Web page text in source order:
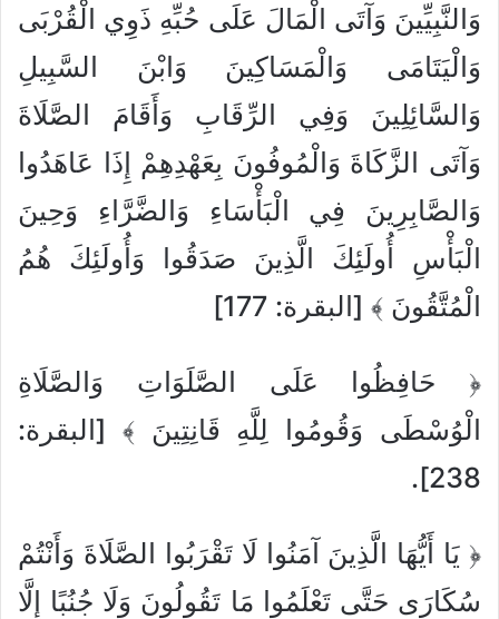
وَالنَّبِيِّينَ وَآتَى الْمَالَ عَلَى حُبِّهِ ذَوِي الْقُرْبَى
وَالْيَتَامَى وَالْمَسَاكِينَ وَابْنَ السَّبِيلِ
وَالسَّائِلِينَ وَفِي الرِّقَابِ وَأَقَامَ الصَّلَاةَ
وَآتَى الزَّكَاةَ وَالْمُوفُونَ بِعَهْدِهِمْ إِذَا عَاهَدُوا
وَالصَّابِرِينَ فِي الْبَأْسَاءِ وَالضَّرَّاءِ وَحِينَ
الْبَأْسِ أُولَئِكَ الَّذِينَ صَدَقُوا وَأُولَئِكَ هُمُ
الْمُتَّقُونَ ﴾ [البقرة: 177]
﴿ حَافِظُوا عَلَى الصَّلَوَاتِ وَالصَّلَاةِ
الْوُسْطَى وَقُومُوا لِلَّهِ قَانِتِينَ ﴾ [البقرة:
238].
﴿ يَا أَيُّهَا الَّذِينَ آمَنُوا لَا تَقْرَبُوا الصَّلَاةَ وَأَنْتُمْ
سُكَارَى حَتَّى تَعْلَمُوا مَا تَقُولُونَ وَلَا جُنُبًا إِلَّا